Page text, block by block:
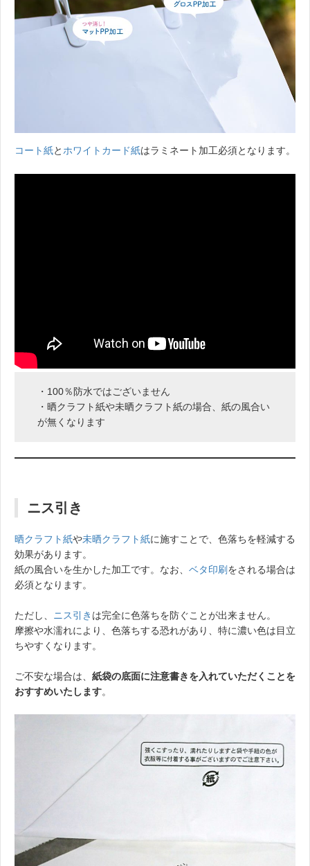
コート紙とホワイトカード紙はラミネート加工必須となります。
・100％防水ではございません
・晒クラフト紙や未晒クラフト紙の場合、紙の風合い
が無くなります
ニス引き
晒クラフト紙や未晒クラフト紙に施すことで、色落ちを軽減する
効果があります。
紙の風合いを生かした加工です。なお、 ベタ印刷 をされる場合は
必須となります。
ただし、 ニス引き は完全に色落ちを防ぐことが出来ません。
摩擦や水濡れにより、色落ちする恐れがあり、特に濃い色は目立
ちやすくなります。
ご不安な場合は、 紙袋の底面に注意書きを入れていただくことを
おすすめいたします。